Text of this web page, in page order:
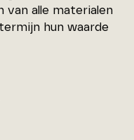
van alle materialen
hun waarde